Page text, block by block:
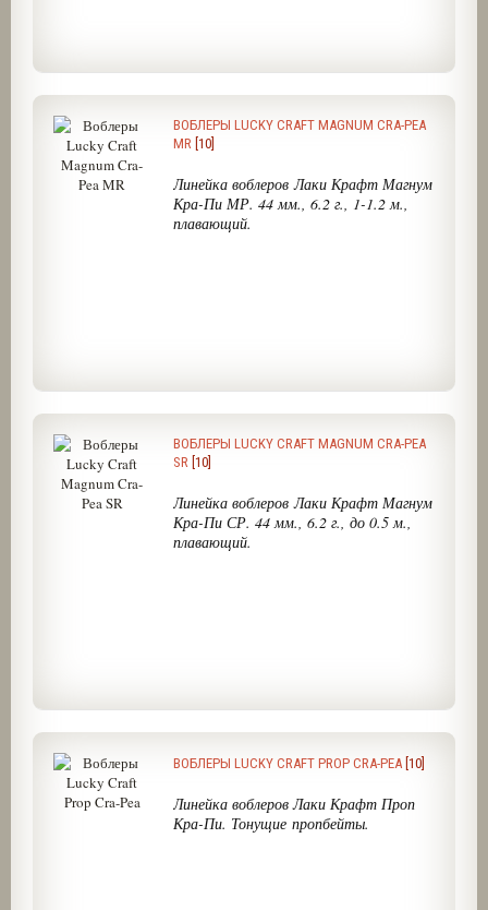
ВОБЛЕРЫ LUCKY CRAFT MAGNUM CRA-PEA
MR [10]
Линейка воблеров Лаки Крафт Магнум
Кра-Пи МР. 44 мм., 6.2 г., 1-1.2 м.,
плавающий.
ВОБЛЕРЫ LUCKY CRAFT MAGNUM CRA-PEA
SR [10]
Линейка воблеров Лаки Крафт Магнум
Кра-Пи СР. 44 мм., 6.2 г., до 0.5 м.,
плавающий.
ВОБЛЕРЫ LUCKY CRAFT PROP CRA-PEA [10]
Линейка воблеров Лаки Крафт Проп
Кра-Пи. Тонущие пропбейты.